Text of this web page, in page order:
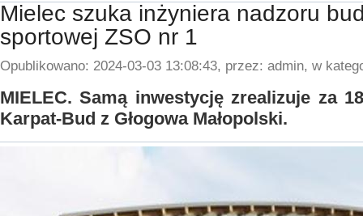
Mielec szuka inżyniera nadzoru
sportowej ZSO nr 1
Opublikowano: 2024-03-03 13:08:43, przez: admin, w
MIELEC. Samą inwestycję zrealizuje za
Karpat-Bud z Głogowa Małopolski.